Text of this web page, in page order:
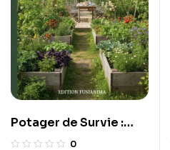
Potager de Survie :
Nourrir sa famille avec
0